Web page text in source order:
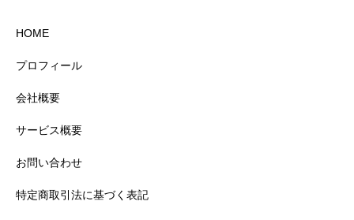
HOME
プロフィール
会社概要
サービス概要
お問い合わせ
特定商取引法に基づく表記